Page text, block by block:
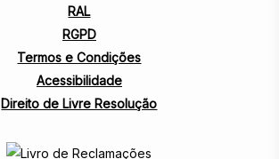
RAL
RGPD
Termos e Condições
Acessibilidade
Direito de Livre Resolução